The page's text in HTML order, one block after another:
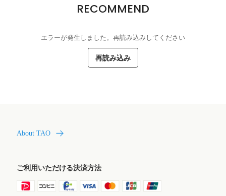
RECOMMEND
エラーが発生しました。再読み込みしてください
再読み込み
About TAO
ご利用いただける決済方法